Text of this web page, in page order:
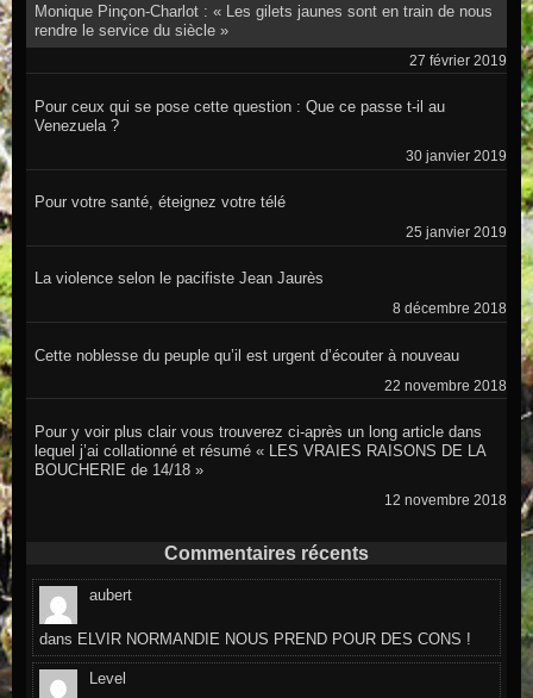
Monique Pinçon-Charlot : « Les gilets jaunes sont en train de nous
rendre le service du siècle »
27 février 2019
Pour ceux qui se pose cette question : Que ce passe t-il au
Venezuela ?
30 janvier 2019
Pour votre santé, éteignez votre télé
25 janvier 2019
La violence selon le pacifiste Jean Jaurès
8 décembre 2018
Cette noblesse du peuple qu’il est urgent d’écouter à nouveau
22 novembre 2018
Pour y voir plus clair vous trouverez ci-après un long article dans
lequel j’ai collationné et résumé « LES VRAIES RAISONS DE LA
BOUCHERIE de 14/18 »
12 novembre 2018
Commentaires récents
aubert
dans ELVIR NORMANDIE NOUS PREND POUR DES CONS !
Level